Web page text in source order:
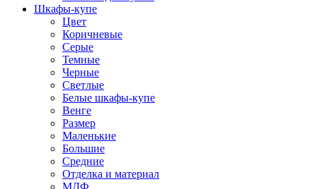
Шкафы-купе
Цвет
Коричневые
Серые
Темные
Черные
Светлые
Белые шкафы-купе
Венге
Размер
Маленькие
Большие
Средние
Отделка и материал
МДФ